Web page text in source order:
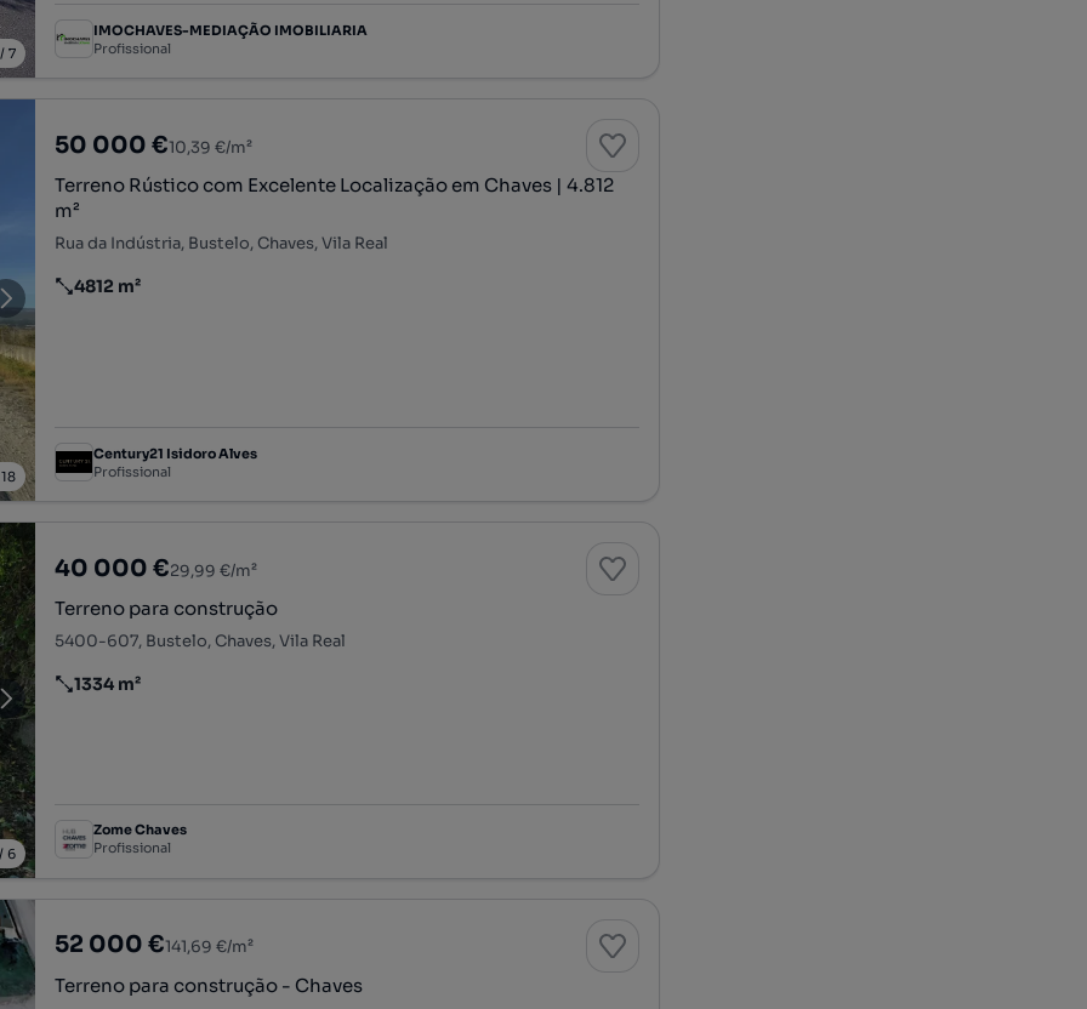
7
IMOCHAVES-MEDIAÇÃO IMOBILIARIA
Profissional
18
50 000 €10,39 €/m²
Terreno Rústico com Excelente Localização em Chaves | 4.812
m²
Rua da Indústria, Bustelo, Chaves, Vila Real
Preço por metro quadrado
4812 m²
Century21 Isidoro Alves
Profissional
6
40 000 €29,99 €/m²
Terreno para construção
5400-607, Bustelo, Chaves, Vila Real
Preço por metro quadrado
1334 m²
Zome Chaves
Profissional
52 000 €141,69 €/m²
Terreno para construção - Chaves